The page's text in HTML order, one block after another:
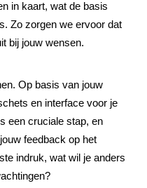
in kaart, wat de basis
Zo zorgen we ervoor dat
bij jouw wensen.
Op basis van jouw
en interface voor je
een cruciale stap, en
feedback op het
indruk, wat wil je anders